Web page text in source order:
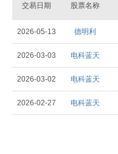
交易日期 股票名称
2026-05-13 德明利
2026-03-03 电科蓝天
2026-03-02 电科蓝天
2026-02-27 电科蓝天